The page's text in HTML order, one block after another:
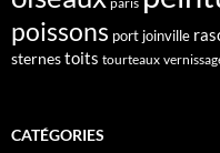
poissons port joinville
sternestoits tourteaux
CATÉGORIES